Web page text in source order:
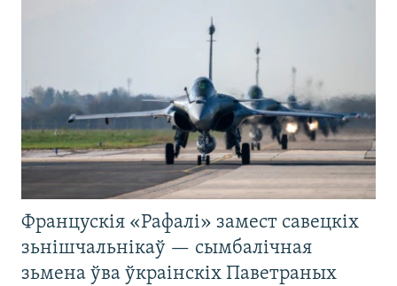
Францускія «Рафалі» замест савецкіх
зьнішчальнікаў — сымбалічная
зьмена ўва ўкраінскіх Паветраных